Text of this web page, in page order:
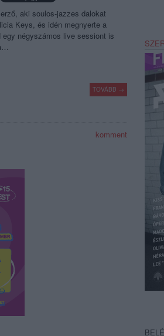
aki soulos-jazzes dalokat
Keys, és idén megnyerte a
négyszámos live sessiont is
TOVÁBB →
komment